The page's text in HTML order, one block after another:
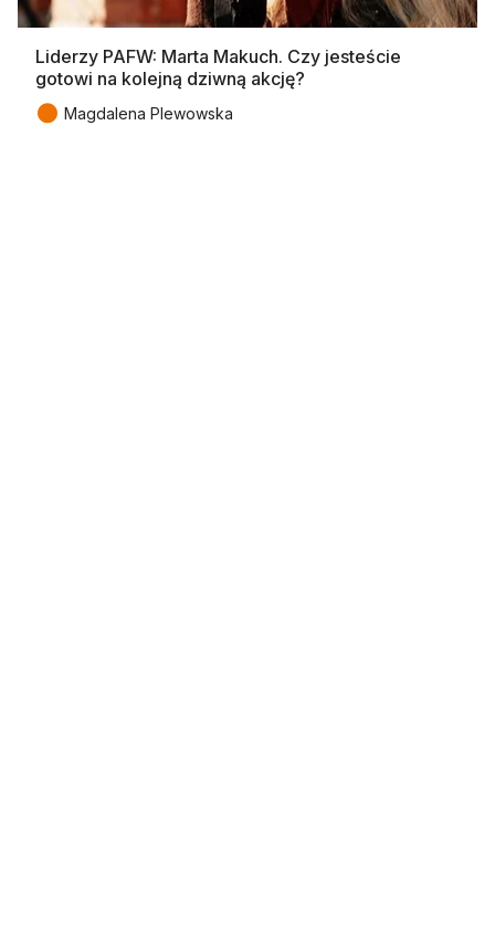
Liderzy PAFW: Marta Makuch. Czy jesteście
gotowi na kolejną dziwną akcję?
● Magdalena Plewowska